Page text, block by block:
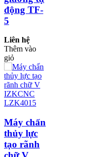
động TF-
5
Liên hệ
Thêm vào
giỏ
Máy chấn
thủy lực
tạo rãnh